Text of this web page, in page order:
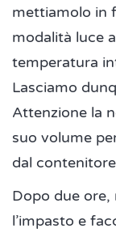
mettiamolo in
modalità luce
temperatura
Lasciamo
Attenzione la
suo volume
dal
Dopo due ore,
l’impasto e